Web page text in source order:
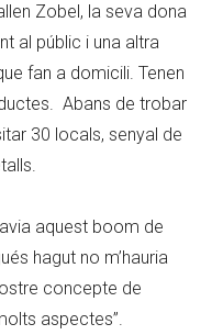
Zobel, la seva dona
al públic i una altra
fan a domicili. Tenen
Abans de trobar
30 locals, senyal de
aquest boom de
hagut no m’hauria
concepte de
aspectes”.